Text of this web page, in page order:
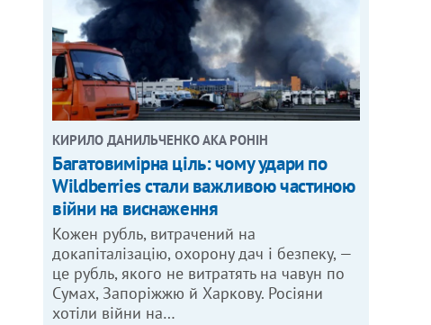
КИРИЛО ДАНИЛЬЧЕНКО АКА РОНІН
Багатовимірна ціль: чому удари по
Wildberries стали важливою частиною
війни на виснаження
Кожен рубль, витрачений на
докапіталізацію, охорону дач і безпеку, —
це рубль, якого не витратять на чавун по
Сумах, Запоріжжю й Харкову. Росіяни
хотіли війни на…